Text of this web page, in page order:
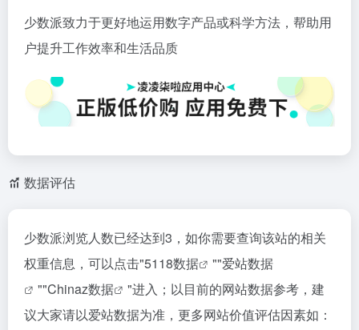
少数派致力于更好地运用数字产品或科学方法，帮助用
户提升工作效率和生活品质
数据评估
少数派浏览人数已经达到3，如你需要查询该站的相关
权重信息，可以点击"5118数据 ""爱站数据
""Chinaz数据
"进入；以目前的网站数据参考，建
议大家请以爱站数据为准，更多网站价值评估因素如：